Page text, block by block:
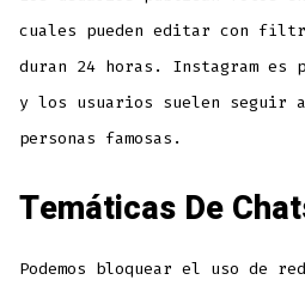
cuales pueden editar con
duran 24 horas. Instagram es
y los usuarios suelen seguir
personas famosas.
Temáticas De
Podemos bloquear el uso de